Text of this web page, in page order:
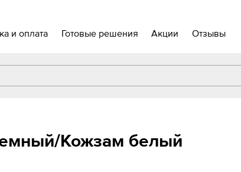
и оплата Готовые решения Акции Отзывы
Кожзам белый